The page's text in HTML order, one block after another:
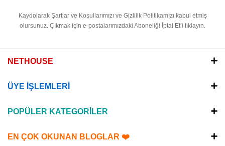
Kaydolarak Şartlar ve Koşullarımızı ve Gizlilik Politikamızı kabul etmiş
olursunuz. Çıkmak için e-postalarımızdaki Aboneliği İptal Et’i tıklayın.
NETHOUSE
ÜYE İŞLEMLERİ
POPÜLER KATEGORİLER
EN ÇOK OKUNAN BLOGLAR ❤️